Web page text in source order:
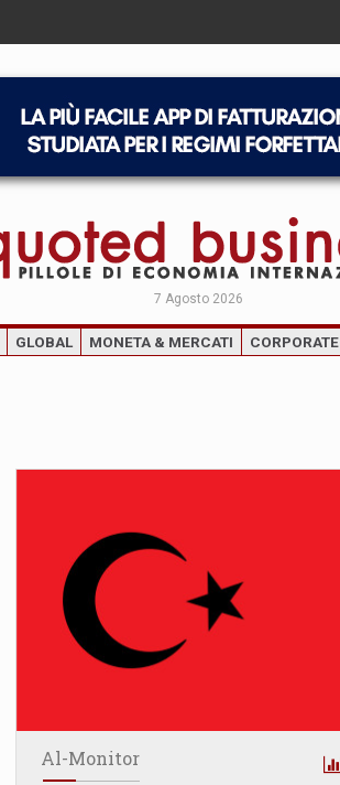
7 Agosto 2026
GLOBAL MONETA & MERCATI CORPORATE
Al-Monitor